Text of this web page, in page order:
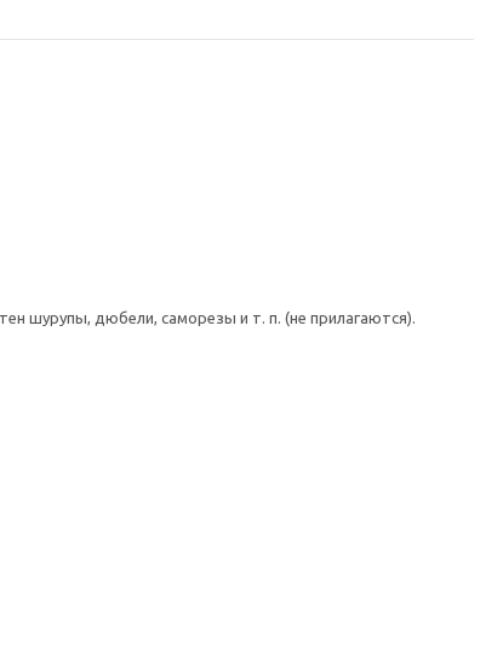
шурупы, дюбели, саморезы и т. п. (не прилагаются).